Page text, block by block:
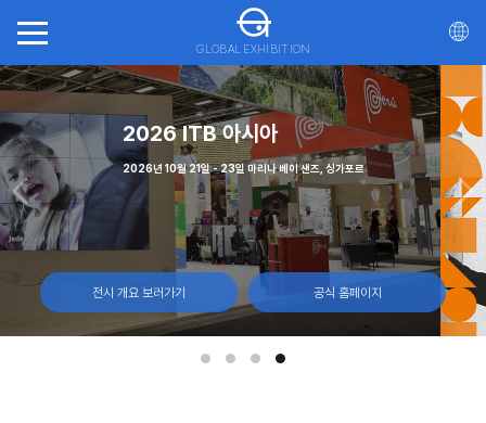
GLOBAL EXHIBITION
회(ITTS)
리올 캐나다
전시 개요 보러가기 공식 홈페이지
스
일, 라스베이거스 컨벤션 센터
전시 개요 보러가기 공식 홈페이지
캐나다 토론토, 엑시비션 플레이스
전시 개요 보러가기 공식 홈페이지
2026 ITB 아시아
2026년 10월 21일 - 23일 마리나 베이 샌즈, 싱가포르
전시 개요 보러가기 공식 홈페이지